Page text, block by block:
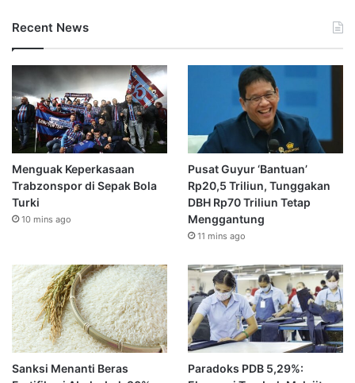
Recent News
Menguak Keperkasaan
Trabzonspor di Sepak Bola
Turki
10 mins ago
Pusat Guyur ‘Bantuan’
Rp20,5 Triliun, Tunggakan
DBH Rp70 Triliun Tetap
Menggantung
11 mins ago
Sanksi Menanti Beras
Paradoks PDB 5,29%: